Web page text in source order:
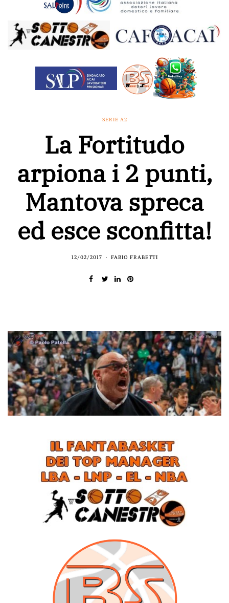
SERIE A2
La Fortitudo
arpiona i 2 punti,
Mantova spreca
ed esce sconfitta!
12/02/2017 FABIO FRABETTI